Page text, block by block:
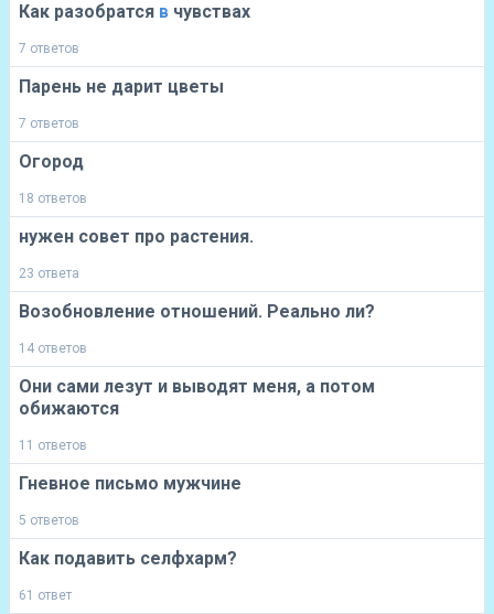
Как разобратся в чувствах
7 ответов
Парень не дарит цветы
7 ответов
Огород
18 ответов
нужен совет про растения.
23 ответа
Возобновление отношений. Реально ли?
14 ответов
Они сами лезут и выводят меня, а потом
обижаются
11 ответов
Гневное письмо мужчине
5 ответов
Как подавить селфхарм?
61 ответ